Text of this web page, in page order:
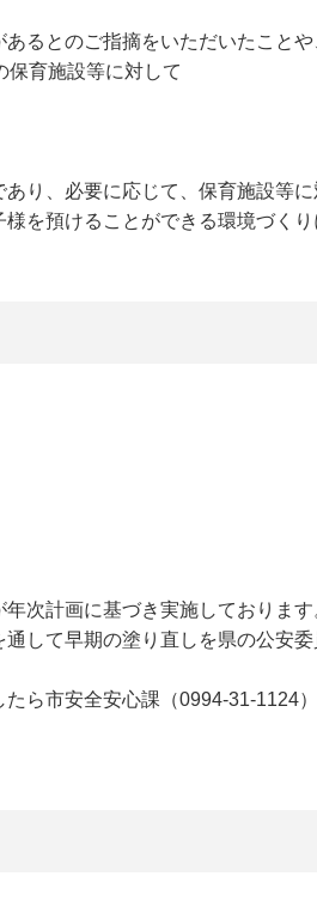
るとのご指摘をいただいたこと
保育施設等に対して
り、必要に応じて、保育施設等に
を預けることができる環境づくり
次計画に基づき実施しております
して早期の塗り直しを県の公安
ら市安全安心課（0994-31-1124